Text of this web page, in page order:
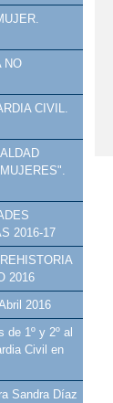
NO
CIVIL.
2016-17
2016
2016
de 1º y 2º al
Civil en
Sandra Díaz